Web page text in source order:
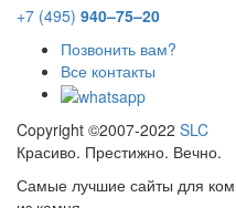
+7 (495) 940–75–20
Позвонить вам?
Все контакты
Copyright ©2007-2022 SLC
Красиво. Престижно. Вечно.
Самые лучшие сайты для